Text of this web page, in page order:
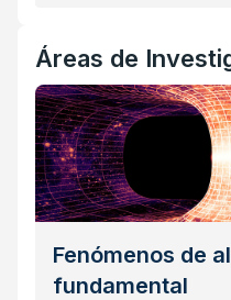
Áreas de
Fenómenos de
fundamental